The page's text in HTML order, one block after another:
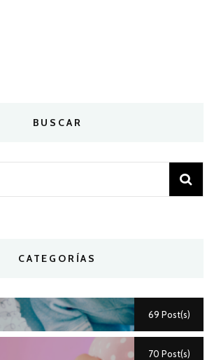
BUSCAR
CATEGORÍAS
69 Post(s)
70 Post(s)